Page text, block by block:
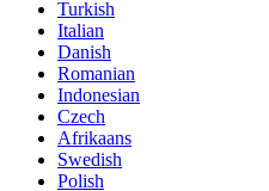
Turkish
Italian
Danish
Romanian
Indonesian
Czech
Afrikaans
Swedish
Polish